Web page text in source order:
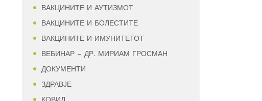
ВАКЦИНИТЕ И АУТИЗМОТ
ВАКЦИНИТЕ И БОЛЕСТИТЕ
ВАКЦИНИТЕ И ИМУНИТЕТОТ
ВЕБИНАР – ДР. МИРИАМ ГРОСМАН
ДОКУМЕНТИ
ЗДРАВЈЕ
КОВИД